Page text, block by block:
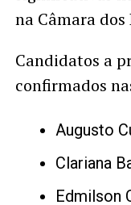
na Câmara dos
Candidatos a
confirmados
Augusto
Clariana
Edmilson